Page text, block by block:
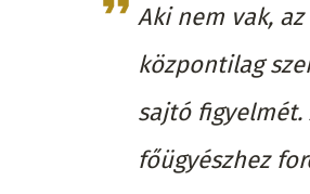
Aki nem vak,
központilag
sajtó figyelmét.
főügyészhez